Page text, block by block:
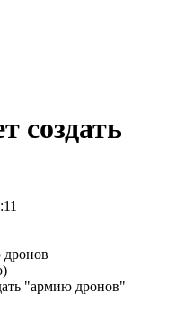
создать
"армию дронов"